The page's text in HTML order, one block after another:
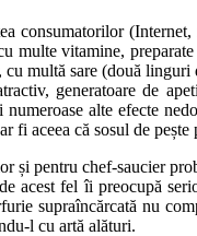
consumatorilor
multe vitamine,
multă sare (două
generatoare de
alte efecte
fi aceea că sosul de
și pentru chef-saucier
acest fel îi preocupă
supraîncărcată nu
l cu artă alături.